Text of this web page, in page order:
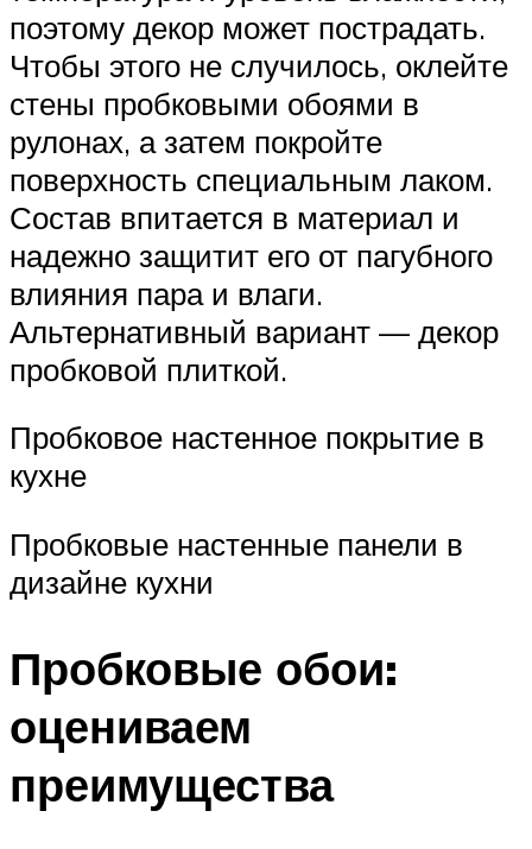
поэтому декор может пострадать.
Чтобы этого не случилось, оклейте
стены пробковыми обоями в
рулонах, а затем покройте
поверхность специальным лаком.
Состав впитается в материал и
надежно защитит его от пагубного
влияния пара и влаги.
Альтернативный вариант — декор
пробковой плиткой.
Пробковое настенное покрытие в
кухне
Пробковые настенные панели в
дизайне кухни
Пробковые обои:
оцениваем
преимущества